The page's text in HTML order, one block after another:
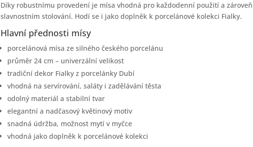
Díky robustnímu provedení je mísa vhodná pro každodenní použití a
slavnostním stolování. Hodí se i jako doplněk k porcelánové kolekci Fialky.
Hlavní přednosti mísy
porcelánová mísa ze silného českého porcelánu
průměr 24 cm – univerzální velikost
tradiční dekor Fialky z porcelánky Dubí
vhodná na servírování, saláty i zadělávání těsta
odolný materiál a stabilní tvar
elegantní a nadčasový květinový motiv
snadná údržba, možnost mytí v myčce
vhodná jako doplněk k porcelánové kolekci